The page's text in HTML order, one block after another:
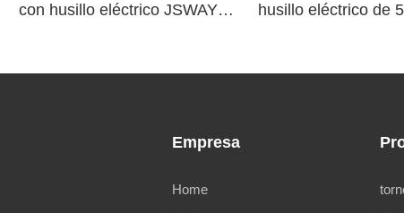
con husillo eléctrico JSWAY
husillo eléctrico de
Empresa
Home